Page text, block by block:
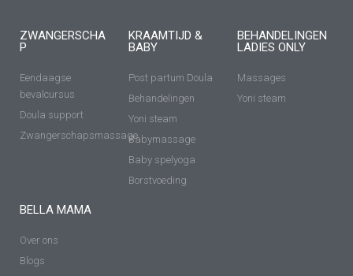
ZWANGERSCHA
P
Eendaagse
bevalcursus
Doula support
Zwangerschapsmassage
KRAAMTIJD &
BABY
Post partum Doula
Behandelingen
Yoni steam
Babymassage
Baby spelyoga
Borstvoeding
BEHANDELINGEN
LADIES ONLY
Massages
Yoni steam
BELLA MAMA
Over ons
Blogs